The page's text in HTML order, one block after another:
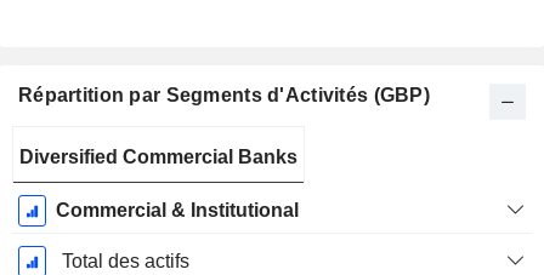
Répartition par Segments d'Activités (GBP)
Fiscale:
Décembre
Diversified Commercial Banks
Commercial & Institutional
Total des actifs